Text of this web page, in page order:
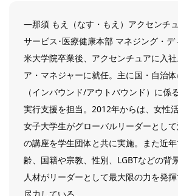
―那須 もえ（なす・もえ）アクセンチ
サービス･医療健康本部 マネジング・デ
米大学院卒業後、アクセンチュアに入
ア・マネジャーに就任。主に国・自治
（インバウンド/アウトバウンド）に係
実行支援を担当。2012年からは、女性
女子大学生がグローバルリーダーとし
の講座を学生団体と共に実施。また近
齢、国籍や宗教、性別、LGBTなどの背
人材がリーダーとして最大限の力を発